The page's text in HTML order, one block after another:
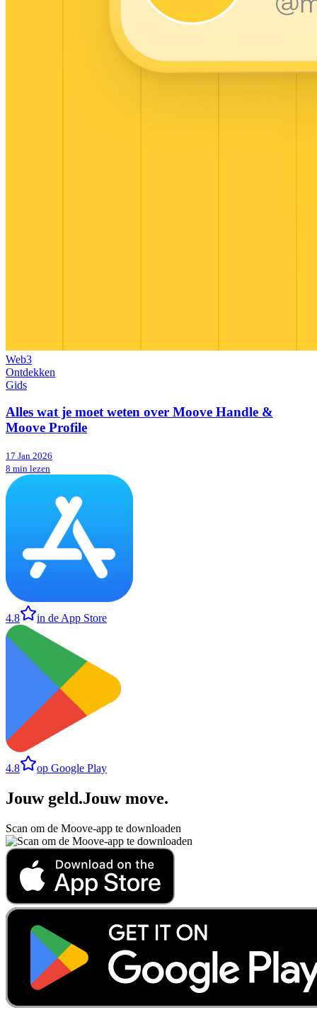
Web3
Ontdekken
Gids
Alles wat je moet weten over Moove Handle &
Moove Profile
17 Jan 2026
8 min lezen
4.8 in de App Store
4.8 op Google Play
Jouw geld.Jouw move.
Scan om de Moove-app te downloaden